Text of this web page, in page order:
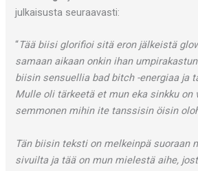
julkaisusta seuraavasti:
“Tää biisi glorifioi sitä eron jälkeistä
samaan aikaan onkin ihan
biisin sensuellia bad bitch -energiaa ja
Mulle oli tärkeetä et mun eka sinkku on
semmonen mihin ite tanssisin öisin
Tän biisin teksti on melkeinpä suoraan
sivuilta ja tää on mun mielestä aihe,